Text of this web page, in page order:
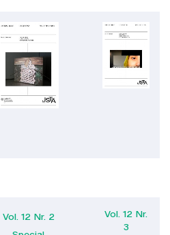
Vol. 12 Nr. 2
Vol. 12 Nr.
3